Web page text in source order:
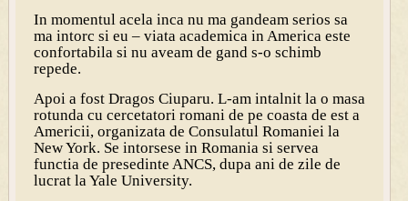
In momentul acela inca nu ma gandeam serios sa
ma intorc si eu – viata academica in America este
confortabila si nu aveam de gand s-o schimb
repede.
Apoi a fost Dragos Ciuparu. L-am intalnit la o masa
rotunda cu cercetatori romani de pe coasta de est a
Americii, organizata de Consulatul Romaniei la
New York. Se intorsese in Romania si servea
functia de presedinte ANCS, dupa ani de zile de
lucrat la Yale University.